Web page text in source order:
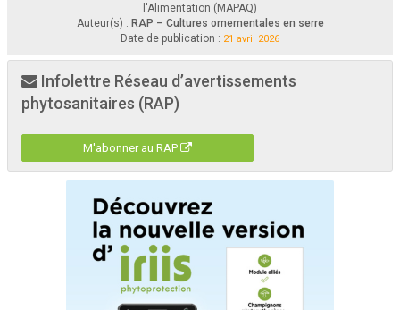
l'Alimentation (MAPAQ)
Auteur(s) : RAP – Cultures ornementales en serre
Date de publication : 21 avril 2026
Infolettre Réseau d’avertissements
phytosanitaires (RAP)
M'abonner au RAP